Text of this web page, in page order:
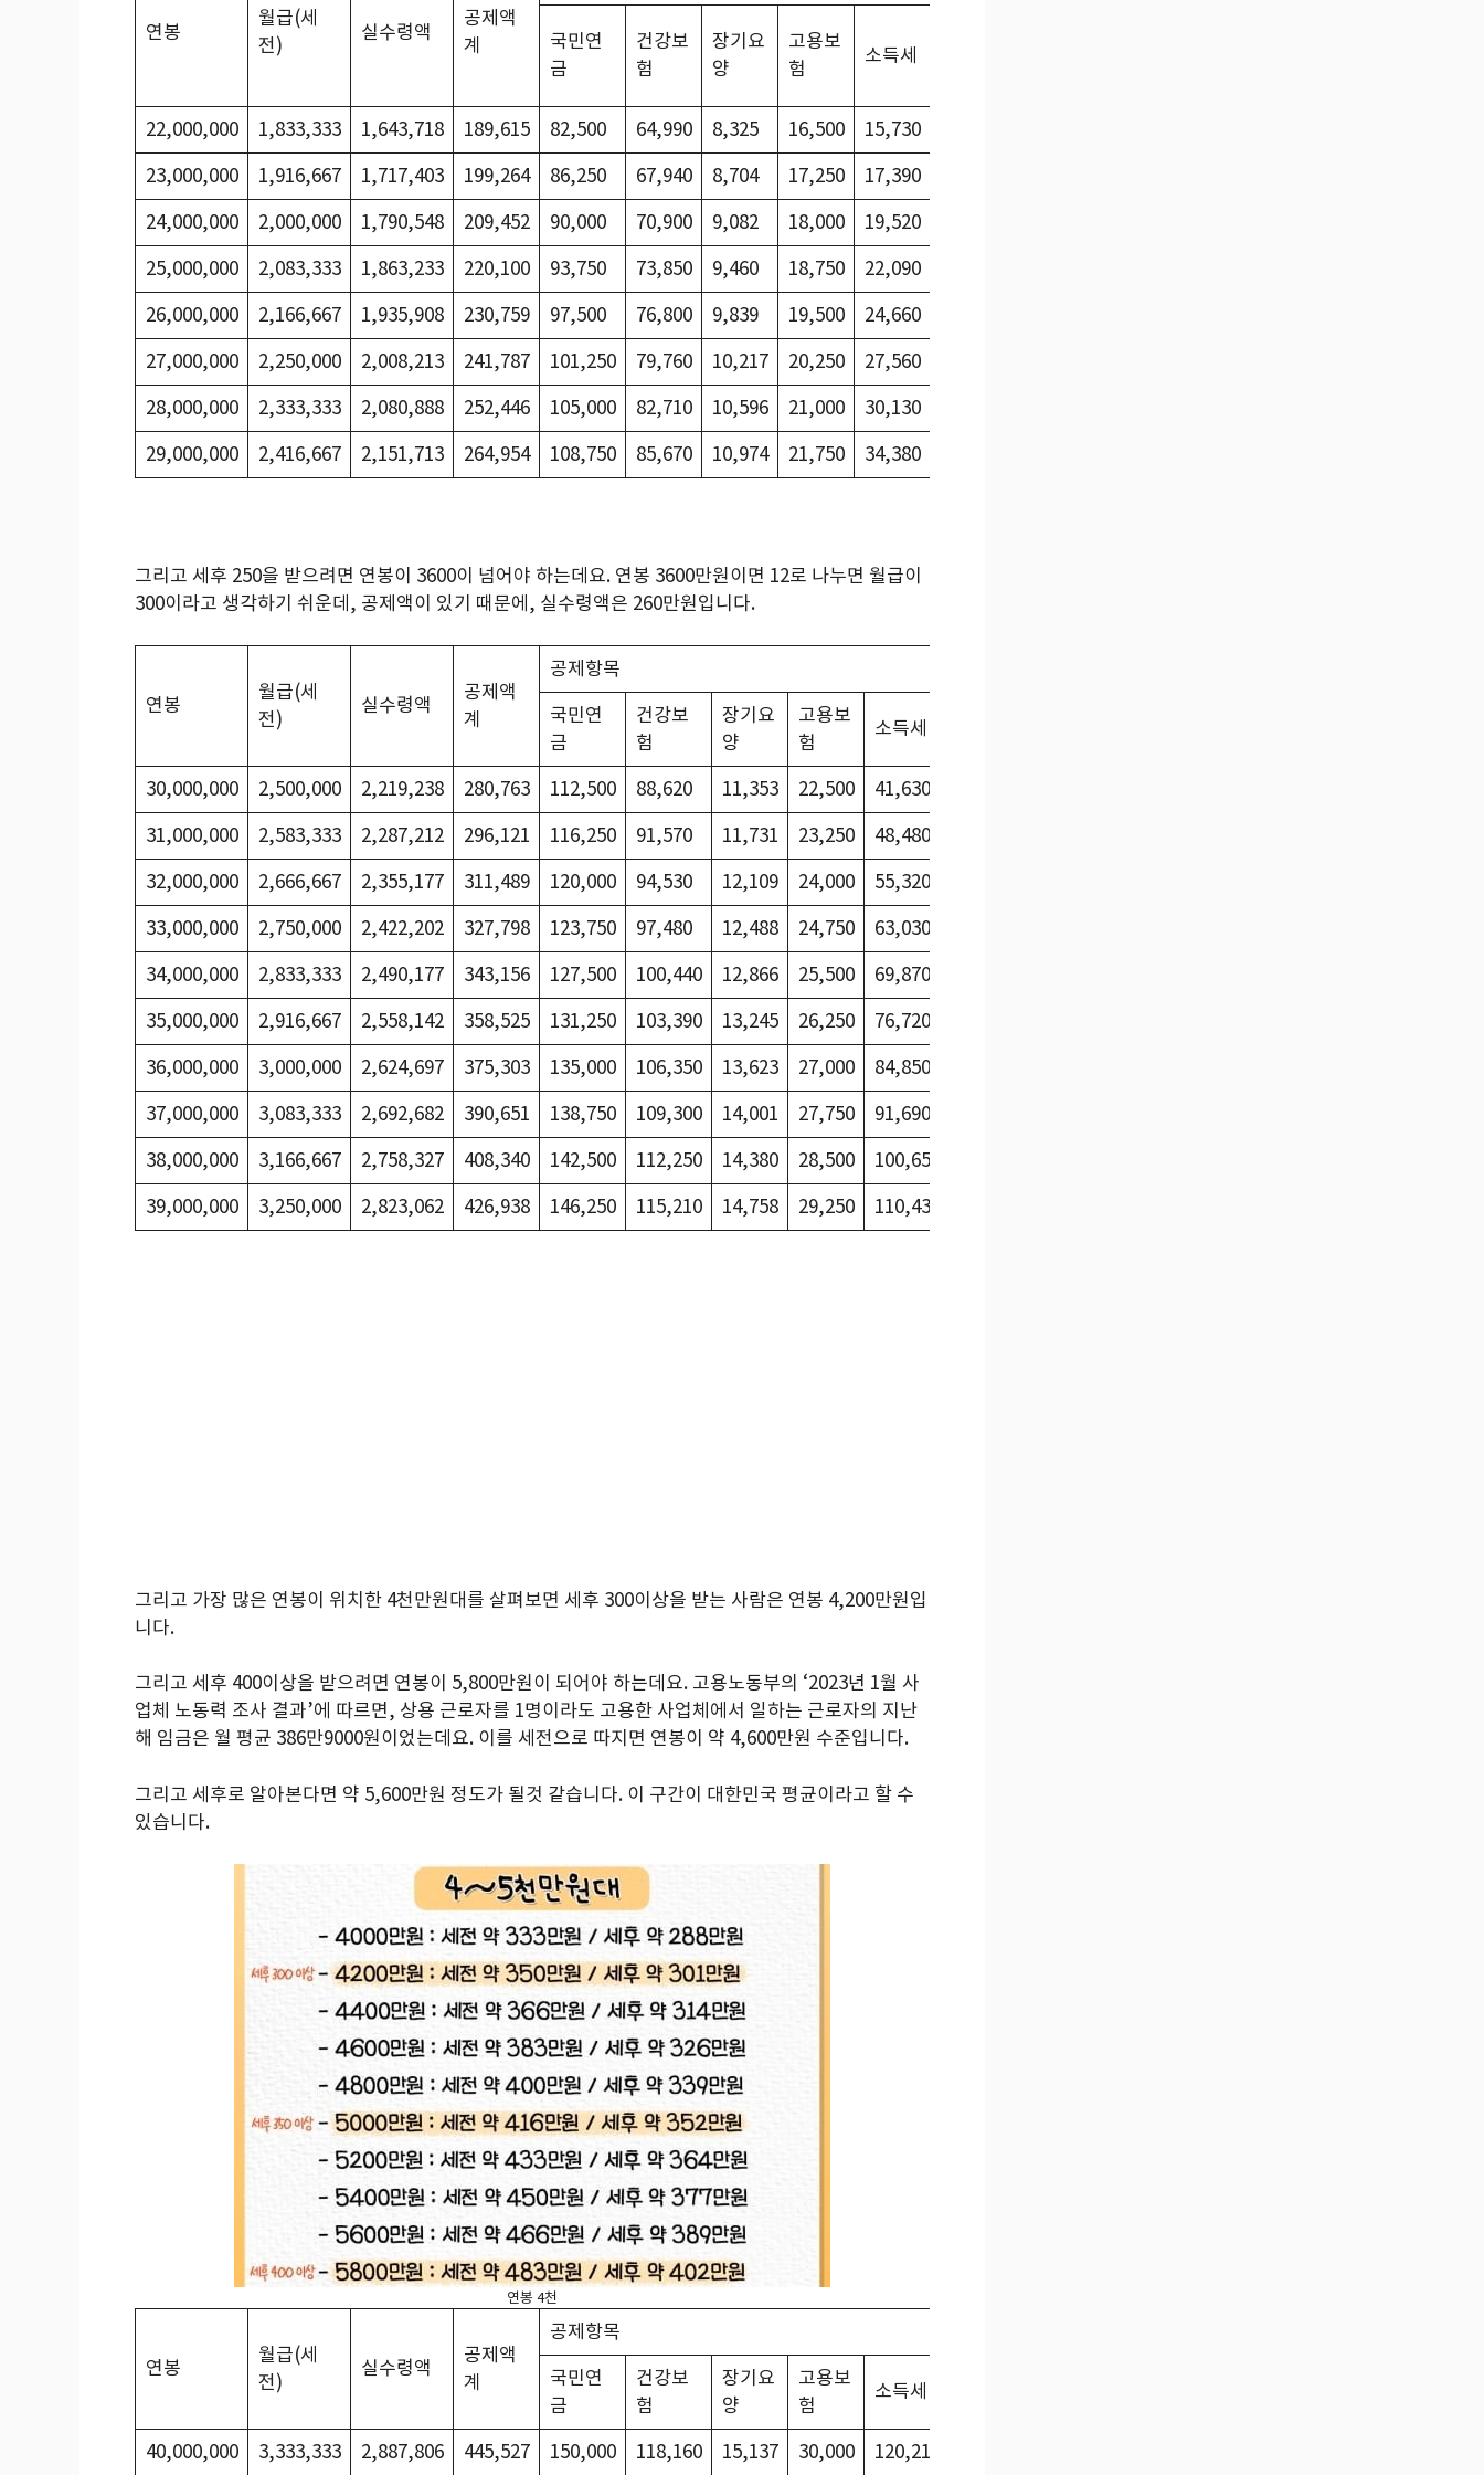
연봉
월급(세
전)
실수령액
공제액
계
국민연
금
건강보
험
장기요
양
고용보
험
소득세
22,000,000
1,833,333 1,643,718 189,615 82,500 64,990 8,325 16,500 15,730
23,000,000
1,916,667 1,717,403 199,264 86,250 67,940 8,704 17,250 17,390
24,000,000
2,000,000 1,790,548 209,452 90,000 70,900 9,082 18,000 19,520
25,000,000
2,083,333 1,863,233 220,100 93,750 73,850 9,460 18,750 22,090
26,000,000
2,166,667 1,935,908 230,759 97,500 76,800 9,839 19,500 24,660
27,000,000
2,250,000 2,008,213 241,787 101,250 79,760 10,217 20,250 27,560
28,000,000
2,333,333 2,080,888 252,446 105,000 82,710 10,596 21,000 30,130
29,000,000
2,416,667 2,151,713 264,954 108,750 85,670 10,974 21,750 34,380
그리고 세후 250을 받으려면 연봉이 3600이 넘어야 하는데요. 연봉 3600만원이면 12로 나누면 월급이
300이라고 생각하기 쉬운데, 공제액이 있기 때문에, 실수령액은 260만원입니다.
연봉
월급(세
전)
실수령액
공제액
계
공제항목
국민연
금
건강보
험
장기요
양
고용보
험
소득세
30,000,000
2,500,000 2,219,238 280,763 112,500 88,620 11,353 22,500 41,630
31,000,000
2,583,333 2,287,212 296,121 116,250 91,570 11,731 23,250 48,480
32,000,000
2,666,667 2,355,177 311,489 120,000 94,530 12,109 24,000 55,320
33,000,000
2,750,000 2,422,202 327,798 123,750 97,480 12,488 24,750 63,030
34,000,000
2,833,333 2,490,177 343,156 127,500 100,440 12,866 25,500 69,870
35,000,000
2,916,667 2,558,142 358,525 131,250 103,390 13,245 26,250 76,720
36,000,000
3,000,000 2,624,697 375,303 135,000 106,350 13,623 27,000 84,850
37,000,000
3,083,333 2,692,682 390,651 138,750 109,300 14,001 27,750 91,690
38,000,000
3,166,667 2,758,327 408,340 142,500 112,250 14,380 28,500 100,650
39,000,000
3,250,000 2,823,062 426,938 146,250 115,210 14,758 29,250 110,430
그리고 가장 많은 연봉이 위치한 4천만원대를 살펴보면 세후 300이상을 받는 사람은 연봉 4,200만원입
니다.
그리고 세후 400이상을 받으려면 연봉이 5,800만원이 되어야 하는데요. 고용노동부의 ‘2023년 1월 사
업체 노동력 조사 결과’에 따르면, 상용 근로자를 1명이라도 고용한 사업체에서 일하는 근로자의 지난
해 임금은 월 평균 386만9000원이었는데요. 이를 세전으로 따지면 연봉이 약 4,600만원 수준입니다.
그리고 세후로 알아본다면 약 5,600만원 정도가 될것 같습니다. 이 구간이 대한민국 평균이라고 할 수
있습니다.
연봉 4천
연봉
월급(세
전)
실수령액
공제액
계
공제항목
국민연
금
건강보
험
장기요
양
고용보
험
소득세
40,000,000
3,333,333 2,887,806 445,527 150,000 118,160 15,137 30,000 120,210